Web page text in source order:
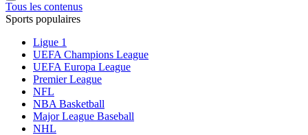
Tous les contenus
Sports populaires
Ligue 1
UEFA Champions League
UEFA Europa League
Premier League
NFL
NBA Basketball
Major League Baseball
NHL